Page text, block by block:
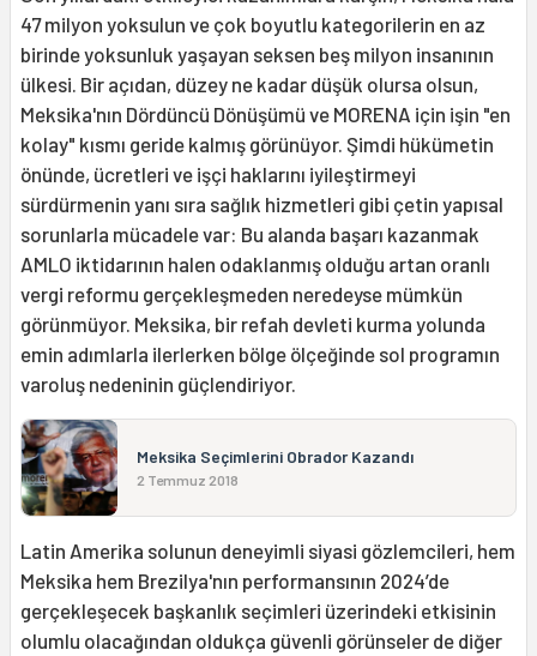
47 milyon yoksulun ve çok boyutlu kategorilerin en az
birinde yoksunluk yaşayan seksen beş milyon insanının
ülkesi. Bir açıdan, düzey ne kadar düşük olursa olsun,
Meksika'nın Dördüncü Dönüşümü ve MORENA için işin "en
kolay" kısmı geride kalmış görünüyor. Şimdi hükümetin
önünde, ücretleri ve işçi haklarını iyileştirmeyi
sürdürmenin yanı sıra sağlık hizmetleri gibi çetin yapısal
sorunlarla mücadele var: Bu alanda başarı kazanmak
AMLO iktidarının halen odaklanmış olduğu artan oranlı
vergi reformu gerçekleşmeden neredeyse mümkün
görünmüyor. Meksika, bir refah devleti kurma yolunda
emin adımlarla ilerlerken bölge ölçeğinde sol programın
varoluş nedeninin güçlendiriyor.
Meksika Seçimlerini Obrador Kazandı
2 Temmuz 2018
Latin Amerika solunun deneyimli siyasi gözlemcileri, hem
Meksika hem Brezilya'nın performansının 2024’de
gerçekleşecek başkanlık seçimleri üzerindeki etkisinin
olumlu olacağından oldukça güvenli görünseler de diğer